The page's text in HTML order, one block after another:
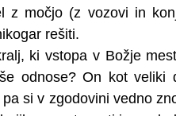
z močjo (z vozovi in
rešiti.
ki vstopa v Božje
odnose? On kot veliki
si v zgodovini vedno